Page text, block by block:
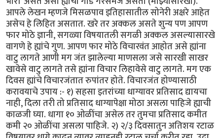
आपले लेखन म्हणजे मिसळपाव इतिहासातील सोनेरी अक्षरे आहेत
असेच हे लिहित असतात. खरे तर अक्कल असते शुन्य पण आपण
फार मोठे ज्ञानी, सगळ्या विषयातली सगळी अक्कल असल्यासारखे
वागणे हे ह्यांचे गुण. आपण फार मोठे विचारवंत आहोत असे ह्यांना
वाटु लागते आणी मग जंत झालेल्या माणसला जसे सारखी साखर
खावेसे वाटु लागते तसे ह्यांना विचार लिहावेसे वाटु लागते. मग एक
दिवस ह्यांचे विचारजंतात रुपांतर होते. विचारजंत होण्यासाठी
करावयाचे उपाय :- १) सहसा इतरांच्या धाग्यावर प्रतिसाद द्यायचा
नाही, दिला तरी तो प्रतिसाद धाग्यापेक्षा मोठा असला पाहिजे ह्याची
काळजी घ्या. धागा १० ओळींचा असेल तर तुमचा प्रतिसाद कमीत
कमी २० ओळींचा असला पाहिजे. २) २/३ दिवसातुन अतिशय रटाळ